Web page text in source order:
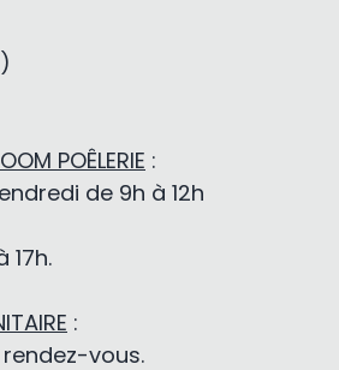
POÊLERIE :
de 9h à 12h
17h.
:
vous.